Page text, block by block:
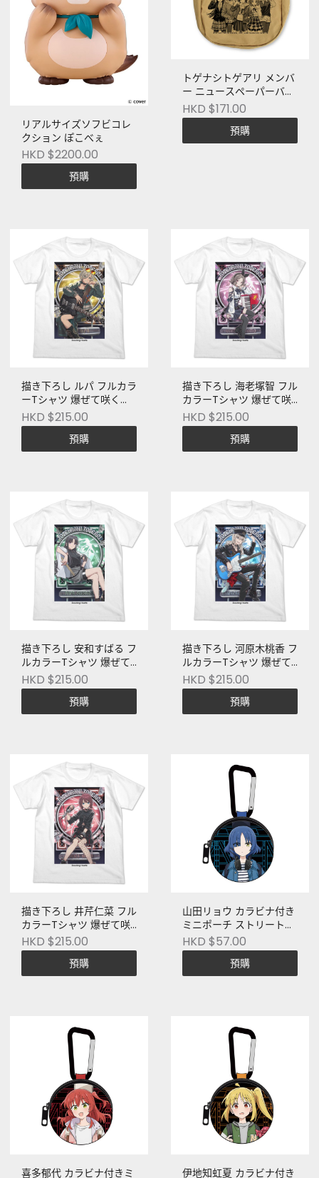
リアルサイズソフビコレ
クション ぽこべぇ
HKD $2200.00
預購
トゲナシトゲアリ メンバ
ー ニュースペーパーバッ
グ [ガールズバンドクラ
イ] カラー：SAND KHAKI
HKD $171.00
預購
描き下ろし ルパ フルカラ
ーTシャツ 爆ぜて咲く
Ver. [ガールズバンドクラ
イ]
HKD $215.00
預購
描き下ろし 海老塚智 フル
カラーTシャツ 爆ぜて咲
くVer. [ガールズバンドク
ライ]
HKD $215.00
預購
描き下ろし 安和すばる フ
ルカラーTシャツ 爆ぜて
咲くVer. [ガールズバンド
クライ]
HKD $215.00
預購
描き下ろし 河原木桃香 フ
ルカラーTシャツ 爆ぜて
咲くVer. [ガールズバンド
クライ]
HKD $215.00
預購
描き下ろし 井芹仁菜 フル
カラーTシャツ 爆ぜて咲
くVer. [ガールズバンドク
ライ]
HKD $215.00
預購
山田リョウ カラビナ付き
ミニポーチ ストリートフ
ァッションVer. [アニメ
「ぼっち・ざ・ろっ
HKD $57.00
預購
喜多郁代 カラビナ付きミ
伊地知虹夏 カラビナ付き